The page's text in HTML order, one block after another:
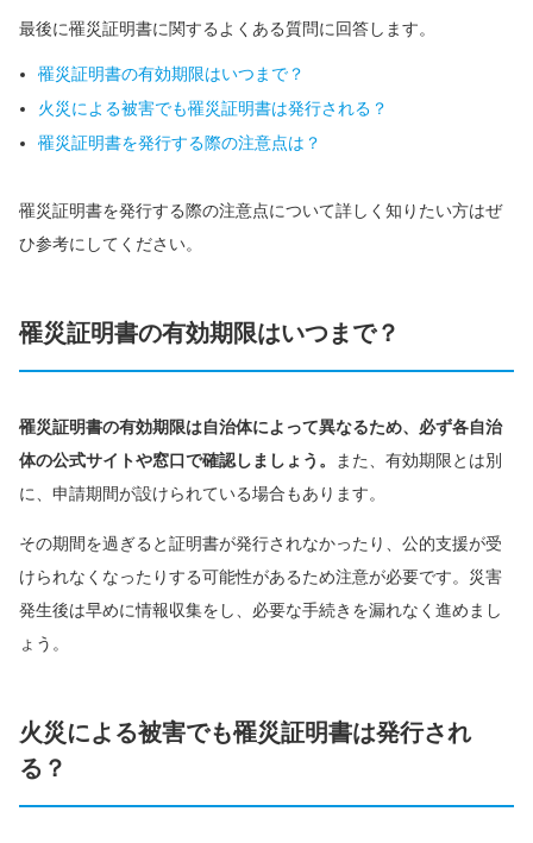
最後に罹災証明書に関するよくある質問に回答します。
罹災証明書の有効期限はいつまで？
火災による被害でも罹災証明書は発行される？
罹災証明書を発行する際の注意点は？
罹災証明書を発行する際の注意点について詳しく知りたい方はぜ
ひ参考にしてください。
罹災証明書の有効期限はいつまで？
罹災証明書の有効期限は自治体によって異なるため、必ず各自治
体の公式サイトや窓口で確認しましょう。
また、有効期限とは別
に、申請期間が設けられている場合もあります。
その期間を過ぎると証明書が発行されなかったり、公的支援が受
けられなくなったりする可能性があるため注意が必要です。災害
発生後は早めに情報収集をし、必要な手続きを漏れなく進めまし
ょう。
火災による被害でも罹災証明書は発行され
る？